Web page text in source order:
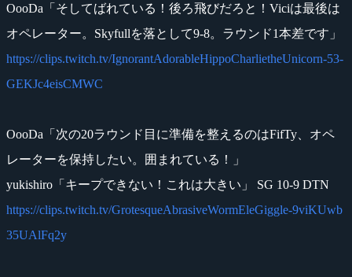
OooDa「そしてばれている！後ろ飛びだろと！Viciは最後は
オペレーター。Skyfullを落として9-8。ラウンド1本差です」
https://clips.twitch.tv/IgnorantAdorableHippoCharlietheUnicorn-53-
GEKJc4eisCMWC
OooDa「次の20ラウンド目に準備を整えるのはFifTy、オペ
レーターを保持したい。囲まれている！」
yukishiro「キープできない！これは大きい」 SG 10-9 DTN
https://clips.twitch.tv/GrotesqueAbrasiveWormEleGiggle-9viKUwb
35UAlFq2y